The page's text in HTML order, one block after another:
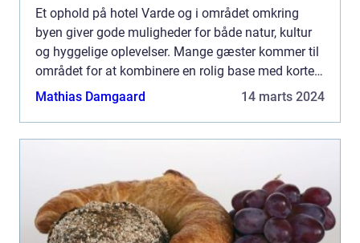
Et ophold på hotel Varde og i området omkring
byen giver gode muligheder for både natur, kultur
og hyggelige oplevelser. Mange gæster kommer til
området for at kombinere en rolig base med korte
ture til Vesterhavet, Varde bymidte og de mindre
Mathias Damgaard 14 marts 2024